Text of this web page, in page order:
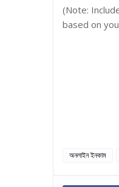
(Note: Include
based on
অনলাইন ইনকাম